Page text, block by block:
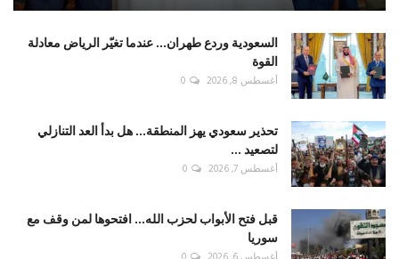
السعودية وردع طهران... عندما تغيّر الرياض معادلة
القوة
أغسطس 8, 2026 0
تحذير سعودي يهز المنطقة... هل بدأ العد التنازلي
لتصعيد ...
أغسطس 7, 2026 0
قبل فتح الأبواب لحزب الله... افتحوها لمن وقف مع
سوريا